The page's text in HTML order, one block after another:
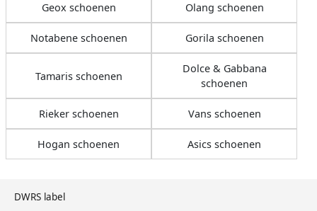
DWRS label
Geox schoenen Olang schoenen
Notabene schoenen Gorila schoenen
Tamaris schoenen
Dolce & Gabbana
schoenen
Rieker schoenen Vans schoenen
Hogan schoenen Asics schoenen